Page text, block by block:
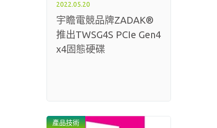
2022.05.20
宇瞻電競品牌ZADAK®
推出TWSG4S PCIe Gen4
x4固態硬碟
產品技術